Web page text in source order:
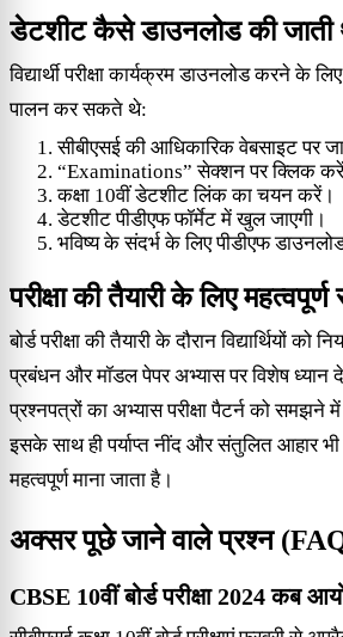
डेटशीट कैसे डाउनलोड की जाती
विद्यार्थी परीक्षा कार्यक्रम डाउनलोड करने के
पालन कर सकते थे:
सीबीएसई की आधिकारिक वेबसाइट पर
“Examinations” सेक्शन पर क्लिक
कक्षा 10वीं डेटशीट लिंक का चयन करें।
डेटशीट पीडीएफ फॉर्मेट में खुल जाएगी।
भविष्य के संदर्भ के लिए पीडीएफ
परीक्षा की तैयारी के लिए
बोर्ड परीक्षा की तैयारी के दौरान विद्यार्थियों
प्रबंधन और मॉडल पेपर अभ्यास पर विशेष ध्यान
प्रश्नपत्रों का अभ्यास परीक्षा पैटर्न को समझने
इसके साथ ही पर्याप्त नींद और संतुलित आहार
महत्वपूर्ण माना जाता है।
अक्सर पूछे जाने वाले प्रश्न
CBSE 10वीं बोर्ड परीक्षा 2024 कब